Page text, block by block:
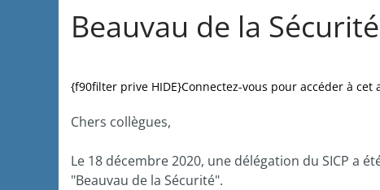
Beauvau de la Sécurité
{f90filter prive HIDE}Connectez-vous pour accéder à
Chers collègues,
Le 18 décembre 2020, une délégation du SICP a
"Beauvau de la Sécurité".